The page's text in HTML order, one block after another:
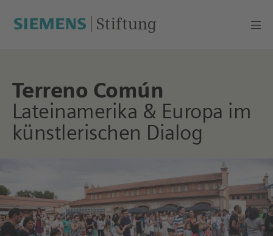
Terreno Común
Lateinamerika & Europa im
künstlerischen Dialog